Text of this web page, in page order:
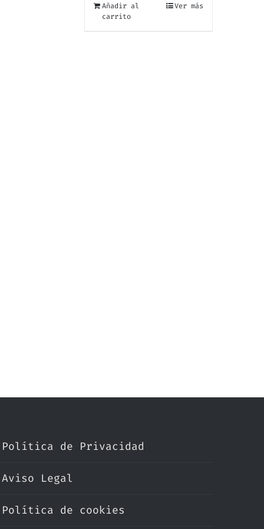
Añadir al
carrito
Ver más
Política de Privacidad
Aviso Legal
Política de cookies